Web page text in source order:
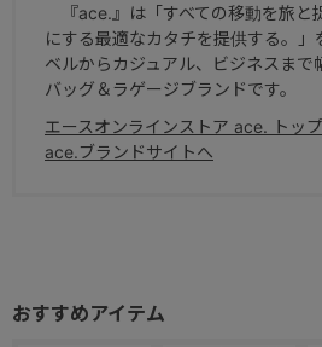
『ace.』は「すべての移動を旅と
にする最適なカタチを提供する。」
ベルからカジュアル、ビジネスまで
バッグ＆ラゲージブランドです。
エースオンラインストア ace. トッ
ace.ブランドサイトへ